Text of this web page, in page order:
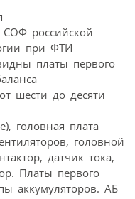
СОФ российской
при ФТИ
платы первого
шести до десяти
головная плата
головной
датчик тока,
Платы первого
аккумуляторов. АБ